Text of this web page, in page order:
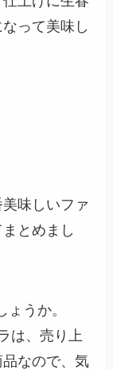
って美味し
味しいファ
とめまし
うか。
は、売り上
なので、気